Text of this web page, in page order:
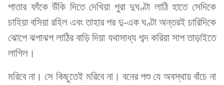
পাতার ফাঁকে উঁকি দিতে দেখিয়া পুরা দুঘণ্টা লাঠি হাতে সেদিকে
চাহিয়া বসিয়া রহিল এবং তাহার পর দু-এক ঘণ্টা অন্তরই চারিদিকে
ঝোপে ঝপাঝপ লাঠির বাড়ি দিয়া যথাসাধ্য শব্দ করিয়া সাপ তাড়াইতে
লাগিল।
মরিবে না। সে কিছুতেই মরিবে না। বনের পশু যে অবস্থায় বাঁচে না